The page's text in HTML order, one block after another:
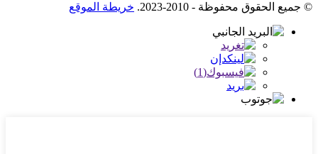
© جميع الحقوق محفوظة - 2010-2023. خريطة الموقع